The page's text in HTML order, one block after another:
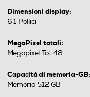
Dimensioni display:
6,1 Pollici
MegaPixel totali:
Megapixel Tot 48
Capacità di memoria-GB:
Memoria 512 GB